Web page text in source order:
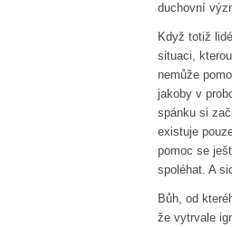
duchovní
Když totiž
situaci,
nemůže
jakoby v
spánku si
existuje
pomoc se
spoléhat. A
Bůh, od
že vytrvale